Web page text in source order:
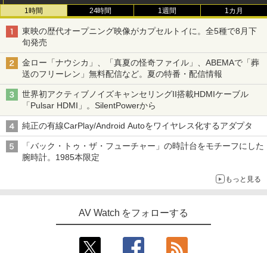
1時間 24時間 1週間 1カ月
東映の歴代オープニング映像がカプセルトイに。全5種で8月下
旬発売
金ロー「ナウシカ」、「真夏の怪奇ファイル」、ABEMAで「葬
送のフリーレン」無料配信など。夏の特番・配信情報
世界初アクティブノイズキャンセリングII搭載HDMIケーブル
「Pulsar HDMI」。SilentPowerから
純正の有線CarPlay/Android Autoをワイヤレス化するアダプタ
「バック・トゥ・ザ・フューチャー」の時計台をモチーフにした
腕時計。1985本限定
もっと見る
AV Watch をフォローする